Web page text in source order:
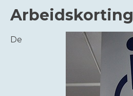
Arbeidskorting
De